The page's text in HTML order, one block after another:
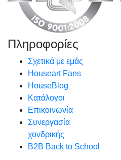
Πληροφορίες
Σχετικά με εμάς
Houseart Fans
HouseBlog
Κατάλογοι
Επικοινωνία
Συνεργασία
χονδρικής
B2B Back to School